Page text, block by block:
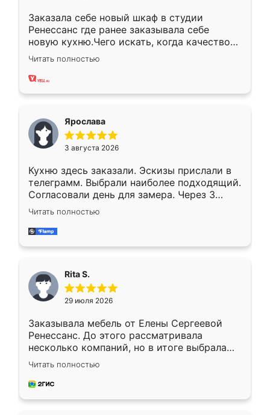
Заказала себе новый шкаф в студии
Ренессанс где ранее заказывала себе
новую кухню.Чего искать, когда качеством
вполне довольна. Служит кухня уже почти
два года, нареканий нет.
Читать полностью
Ярослава
3 августа 2026
Кухню здесь заказали. Эскизы прислали в
телеграмм. Выбрали наиболее подходящий.
Согласовали день для замера. Через 3
недели кухня была уже готова. Остались
довольны работой. Спасибо Ренессанс
мебель за качественную работу!
Читать полностью
Rita S.
29 июля 2026
Заказывала мебель от Елены Сергеевой
Ренессанс. До этого рассматривала
несколько компаний, но в итоге выбрала
эту. Сначала обговорили условия, потом
приехал замерщик, всё спокойно объяснил
и снял размеры. Изготовили в срок, с
Читать полностью